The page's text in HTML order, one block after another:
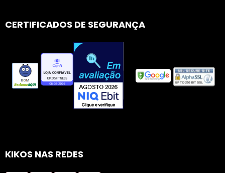
CERTIFICADOS DE SEGURANÇA
KIKOS NAS REDES